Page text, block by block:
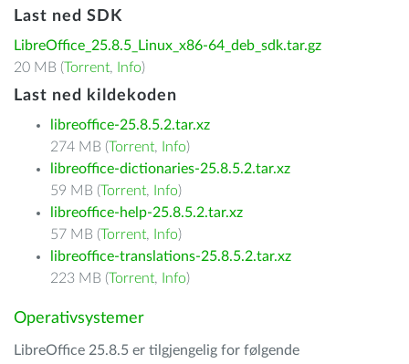
Last ned SDK
LibreOffice_25.8.5_Linux_x86-64_deb_sdk.tar.gz
20 MB (Torrent, Info)
Last ned kildekoden
libreoffice-25.8.5.2.tar.xz
274 MB (Torrent, Info)
libreoffice-dictionaries-25.8.5.2.tar.xz
59 MB (Torrent, Info)
libreoffice-help-25.8.5.2.tar.xz
57 MB (Torrent, Info)
libreoffice-translations-25.8.5.2.tar.xz
223 MB (Torrent, Info)
Operativsystemer
LibreOffice 25.8.5 er tilgjengelig for følgende